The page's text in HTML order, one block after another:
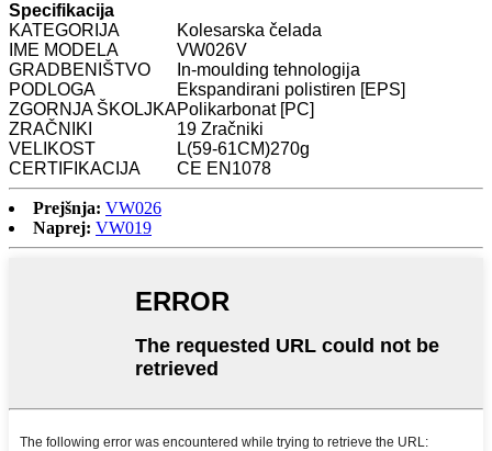
Specifikacija
KATEGORIJA
Kolesarska čelada
IME MODELA
VW026V
GRADBENIŠTVO
In-moulding tehnologija
PODLOGA
Ekspandirani polistiren [EPS]
ZGORNJA ŠKOLJKAPolikarbonat [PC]
ZRAČNIKI
19 Zračniki
VELIKOST
L(59-61CM)270g
CERTIFIKACIJA
CE EN1078
Prejšnja: VW026
Naprej: VW019